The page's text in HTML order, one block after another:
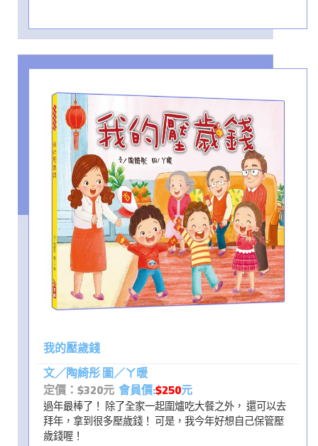
我的壓歲錢
文／陶綺彤 圖／ㄚ暖
定價：$320元 會員價:$250元
過年最棒了！ 除了全家一起圍爐吃大餐之外， 還可以去
拜年，拿到很多壓歲錢！ 可是，我今年好想自己保管壓
歲錢喔！